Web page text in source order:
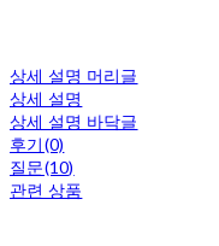
상세 설명 머리글
상세 설명
상세 설명 바닥글
후기(0)
질문(10)
관련 상품